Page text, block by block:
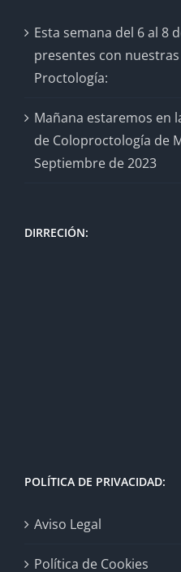
Esta semana del 6 al 8
presentes con
Proctología:
Mañana estaremos en
de Coloproctología de
Septiembre de 2023
DIRRECIÓN:
POLÍTICA DE PRIVACIDAD:
Aviso Legal
Política de Cookies